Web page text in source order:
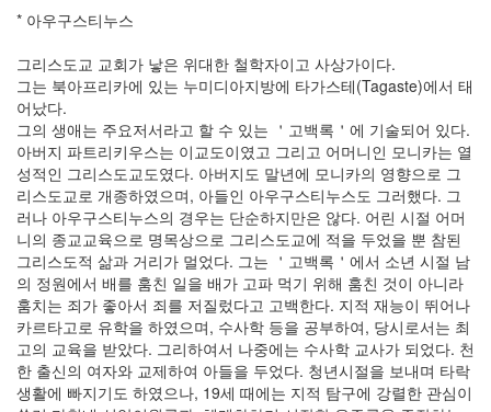
* 아우구스티누스
그리스도교 교회가 낳은 위대한 철학자이고 사상가이다.
그는 북아프리카에 있는 누미디아지방에 타가스테(Tagaste)에서 태
어났다.
그의 생애는 주요저서라고 할 수 있는 ＇고백록＇에 기술되어 있다.
아버지 파트리키우스는 이교도이였고 그리고 어머니인 모니카는 열
성적인 그리스도교도였다. 아버지도 말년에 모니카의 영향으로 그
리스도교로 개종하였으며, 아들인 아우구스티누스도 그러했다. 그
러나 아우구스티누스의 경우는 단순하지만은 않다. 어린 시절 어머
니의 종교교육으로 명목상으로 그리스도교에 적을 두었을 뿐 참된
그리스도적 삶과 거리가 멀었다. 그는 ＇고백록＇에서 소년 시절 남
의 정원에서 배를 훔친 일을 배가 고파 먹기 위해 훔친 것이 아니라
훔치는 죄가 좋아서 죄를 저질렀다고 고백한다. 지적 재능이 뛰어나
카르타고로 유학을 하였으며, 수사학 등을 공부하여, 당시로서는 최
고의 교육을 받았다. 그리하여서 나중에는 수사학 교사가 되었다. 천
한 출신의 여자와 교제하여 아들을 두었다. 청년시절을 보내며 타락
생활에 빠지기도 하였으나, 19세 때에는 지적 탐구에 강렬한 관심이